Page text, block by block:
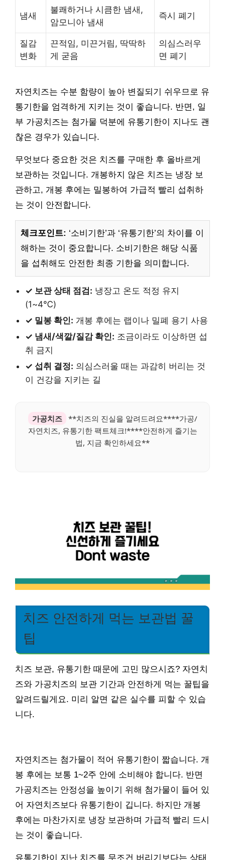
냄새
불쾌하거나 시큼한 냄새,
암모니아 냄새
즉시 폐기
질감
변화
끈적임, 미끈거림, 딱딱하
게 굳음
의심스러우
면 폐기
자연치즈는 수분 함량이 높아 변질되기 쉬우므로 유
통기한을 엄격하게 지키는 것이 좋습니다. 반면, 일
부 가공치즈는 첨가물 덕분에 유통기한이 지나도 괜
찮은 경우가 있습니다.
무엇보다 중요한 것은 치즈를 구매한 후 올바르게
보관하는 것입니다. 개봉하지 않은 치즈는 냉장 보
관하고, 개봉 후에는 밀봉하여 가급적 빨리 섭취하
는 것이 안전합니다.
체크포인트: ‘소비기한’과 ‘유통기한’의 차이를 이
해하는 것이 중요합니다. 소비기한은 해당 식품
을 섭취해도 안전한 최종 기한을 의미합니다.
✓ 보관 상태 점검: 냉장고 온도 적정 유지
(1~4℃)
✓ 밀봉 확인: 개봉 후에는 랩이나 밀폐 용기 사용
✓ 냄새/색깔/질감 확인: 조금이라도 이상하면 섭
취 금지
✓ 섭취 결정: 의심스러울 때는 과감히 버리는 것
이 건강을 지키는 길
가공치즈
**치즈의 진실을 알려드려요****가공/
자연치즈, 유통기한 팩트체크!****안전하게 즐기는
법, 지금 확인하세요**
치즈 안전하게 먹는 보관법 꿀
팁
치즈 보관, 유통기한 때문에 고민 많으시죠? 자연치
즈와 가공치즈의 보관 기간과 안전하게 먹는 꿀팁을
알려드릴게요. 미리 알면 같은 실수를 피할 수 있습
니다.
자연치즈는 첨가물이 적어 유통기한이 짧습니다. 개
봉 후에는 보통 1~2주 안에 소비해야 합니다. 반면
가공치즈는 안정성을 높이기 위해 첨가물이 들어 있
어 자연치즈보다 유통기한이 깁니다. 하지만 개봉
후에는 마찬가지로 냉장 보관하며 가급적 빨리 드시
는 것이 좋습니다.
유통기한이 지난 치즈를 무조건 버리기보다는 상태